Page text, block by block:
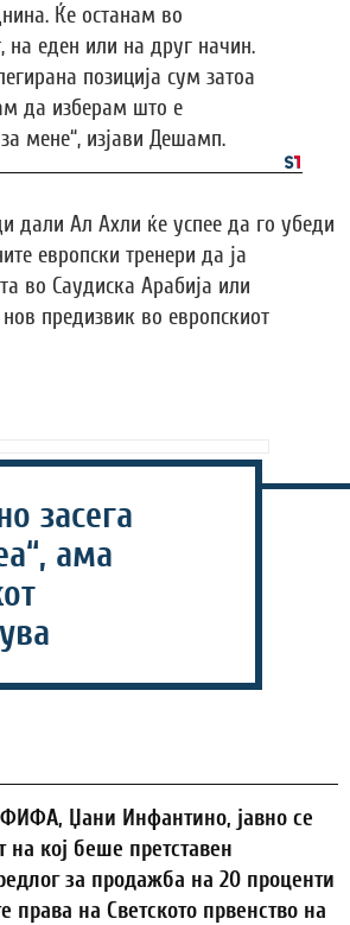
Ќе останам во
на еден или на друг начин.
позиција сум затоа
да изберам што е
мене“, изјави Дешамп.
дали Ал Ахли ќе успее да го убеди
европски тренери да ја
во Саудиска Арабија или
предизвик во европскиот
засега
ама
ФИФА, Џани Инфантино, јавно се
на кој беше претставен
за продажба на 20 проценти
права на Светското првенство на